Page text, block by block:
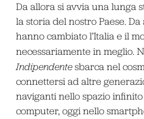
Da allora si avvia una lunga
la storia del nostro Paese.
hanno cambiato l’Italia e il
necessariamente in meglio.
Indipendentesbarca nel
connettersi ad altre
naviganti nello spazio
computer, oggi nello